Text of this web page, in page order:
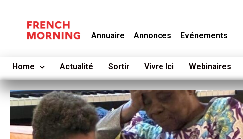
Annuaire Annonces Evénements
Home Actualité Sortir Vivre Ici Webinaires